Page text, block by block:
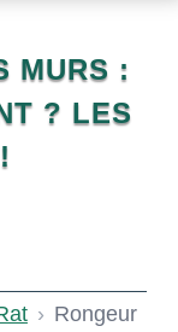
MURS :
? LES
› Rongeur